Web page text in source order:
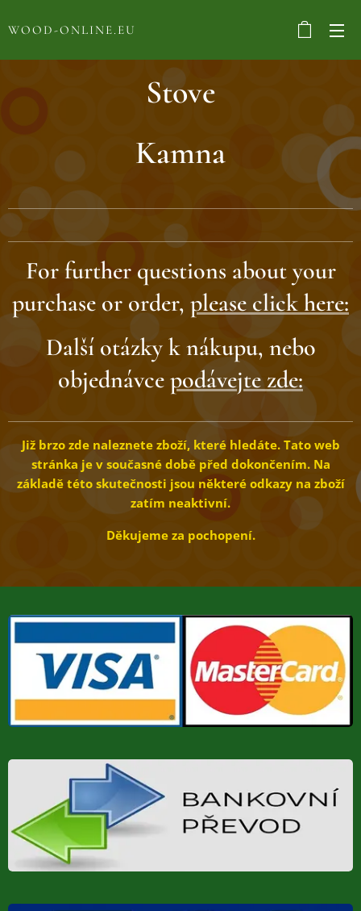
WOOD-ONLINE.EU
Stove
Kamna
For further questions about your
purchase or order, please click here:
Další otázky k nákupu, nebo
objednávcepodávejte zde:
Již brzo zde naleznete zboží, které hledáte.Tato web
stránka je v současné době před dokončením. Na
základě této skutečnosti jsou některé odkazy na zboží
zatím neaktivní.
Děkujeme za pochopení.